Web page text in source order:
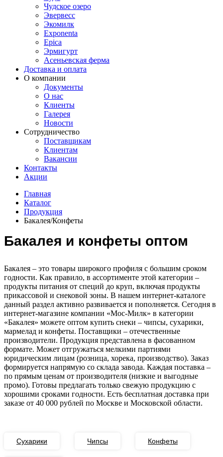
Чудское озеро
Эвервесс
Экомилк
Exponenta
Epica
Эрмигурт
Асеньевская ферма
Доставка и оплата
О компании
Документы
О нас
Клиенты
Галерея
Новости
Сотрудничество
Поставщикам
Клиентам
Вакансии
Контакты
Акции
Главная
Каталог
Продукция
Бакалея/Конфеты
Бакалея и конфеты оптом
Бакалея – это товары широкого профиля с большим сроком
годности. Как правило, в ассортименте этой категории –
продукты питания от специй до круп, включая продукты
прикассовой и снековой зоны. В нашем интернет-каталоге
данный раздел активно развивается и пополняется. Сегодня в
интернет-магазине компании «Мос-Милк» в категории
«Бакалея» можете оптом купить снеки – чипсы, сухарики,
мармелад и конфеты. Поставщики – отечественные
производители. Продукция представлена в фасованном
формате. Может отгружаться мелкими партиями
юридическим лицам (розница, хорека, производство). Заказ
формируется напрямую со склада завода. Каждая поставка –
по прямым ценам от производителя (низкие и выгодные
промо). Готовы предлагать только свежую продукцию с
хорошими сроками годности. Есть бесплатная доставка при
заказе от 40 000 рублей по Москве и Московской области.
Сухарики Чипсы Конфеты